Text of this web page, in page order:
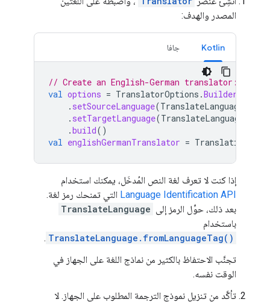
المصدر والهدف:
Kotlin جافا
// Create an English-German translator:
val options = TranslatorOptions .Builder
. setSourceLanguage(TranslateLanguage
. setTargetLanguage(TranslateLanguage
.build()
val englishGermanTranslator = Translation
إذا كنت لا تعرف لغة النص المُدخَل، يمكنك استخدام
Language Identification API التي تمنحك رمز لغة.
بعد ذلك، حوِّل الرمز إلى TranslateLanguage
باستخدام
TranslateLanguage.fromLanguageTag()
.
تجنَّب الاحتفاظ بالكثير من نماذج اللغة على الجهاز في
الوقت نفسه.
تأكَّد من تنزيل نموذج الترجمة المطلوب على الجهاز. لا